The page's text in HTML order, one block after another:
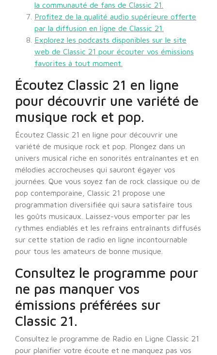
la communauté de fans de Classic 21.
Profitez de la qualité audio supérieure offerte
par la diffusion en ligne de Classic 21.
Explorez les podcasts disponibles sur le site
web de Classic 21 pour écouter vos émissions
favorites à tout moment.
Écoutez Classic 21 en ligne
pour découvrir une variété de
musique rock et pop.
Écoutez Classic 21 en ligne pour découvrir une
variété de musique rock et pop. Plongez dans un
univers musical riche en sonorités entraînantes et en
mélodies accrocheuses qui sauront égayer vos
journées. Que vous soyez fan de rock classique ou de
pop contemporaine, Classic 21 propose une
programmation diversifiée qui saura satisfaire tous
les goûts musicaux. Laissez-vous emporter par les
rythmes endiablés et les refrains entraînants diffusés
sur cette station de radio en ligne incontournable
pour tous les amateurs de bonne musique.
Consultez le programme pour
ne pas manquer vos
émissions préférées sur
Classic 21.
Consultez le programme de Radio en Ligne Classic 21
pour planifier votre écoute et ne manquez pas vos